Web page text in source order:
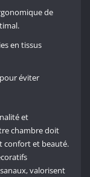
de
en tissus
éviter
et
chambre doit
confort et beauté.
valorisent